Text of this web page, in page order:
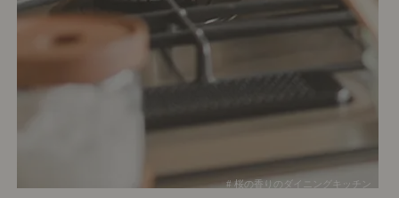
# 桜の香りのダイニングキッチン